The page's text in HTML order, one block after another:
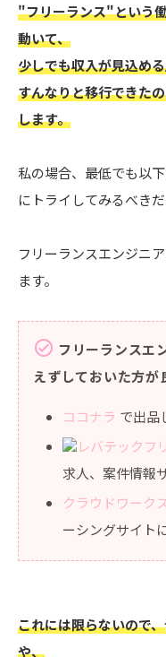
"フリーランス"という
動いて、
少しでも収入が見込め
すんなりと移行できた
します。
私の場合、最低でも以
にトライしてみるべき
フリーランスエンジニ
ます。
check_circle フリーランスエ
えずしておいた方が
ココナラ で出品
レバテックフ
求人、案件情報
クラウドワークス
ーシングサイト
これには限らないので
や、